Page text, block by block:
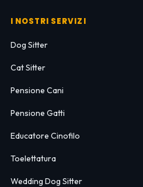
I NOSTRI SERVIZI
Dog Sitter
Cat Sitter
Pensione Cani
Pensione Gatti
Educatore Cinofilo
Toelettatura
Wedding Dog Sitter